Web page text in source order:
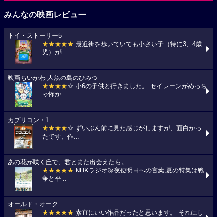
みんなの映画レビュー
トイ・ストーリー5
★★★★★ 最近街を歩いていても小さい子（特に3、4歳
児）がi...
映画ちいかわ 人魚の島のひみつ
★★★★☆ 小6の子供と行きました。 セイレーンがめっち
ゃ怖か...
カプリコン・1
★★★★☆ ずいぶん前に見た感じがしますが、面白かっ
たです。作...
あの花が咲く丘で、君とまた出会えたら。
★★★★★ NHKラジオ深夜便明日への言葉,夏の特集は戦
争と平...
オールド・オーク
★★★★★ 素直にいい作品だったと思います。 それにし